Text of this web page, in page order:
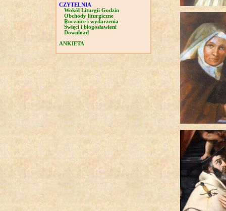
CZYTELNIA
Wokół Liturgii Godzin
Obchody liturgiczne
Rocznice i wydarzenia
Święci i błogosławieni
Download
ANKIETA